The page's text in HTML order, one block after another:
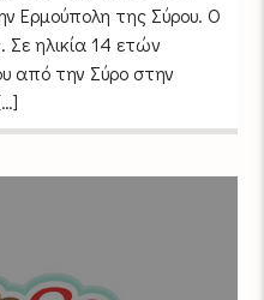
Ερμούπολη της Σύρου. Ο
ηλικία 14 ετών
από την Σύρο στην